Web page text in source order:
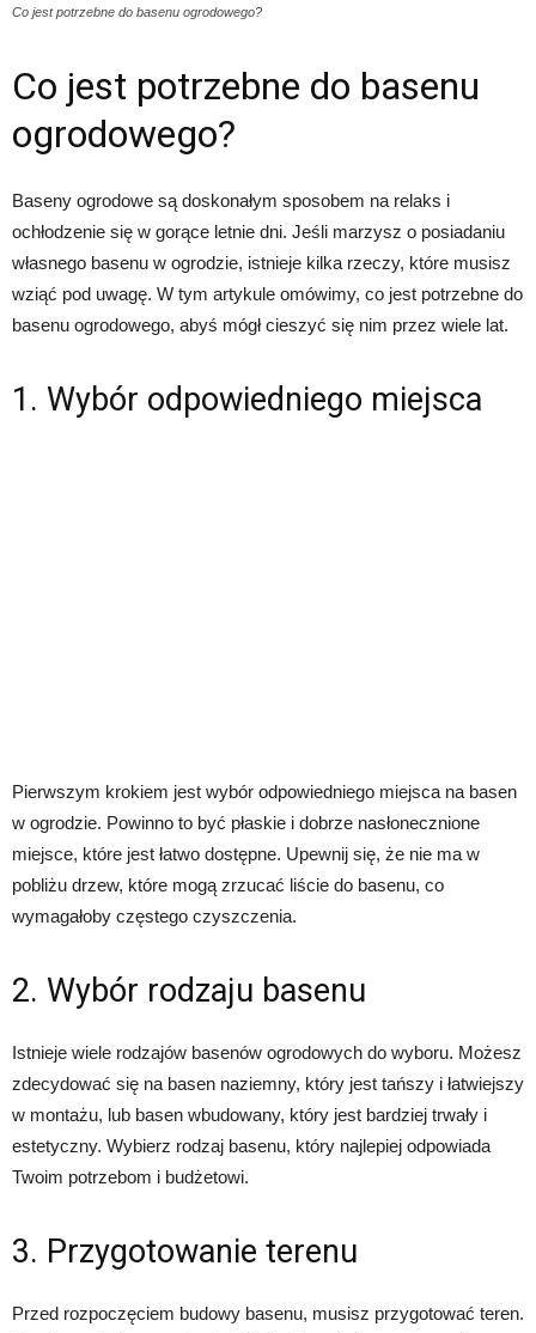
Co jest potrzebne do basenu ogrodowego?
Co jest potrzebne do basenu
ogrodowego?
Baseny ogrodowe są doskonałym sposobem na relaks i
ochłodzenie się w gorące letnie dni. Jeśli marzysz o posiadaniu
własnego basenu w ogrodzie, istnieje kilka rzeczy, które musisz
wziąć pod uwagę. W tym artykule omówimy, co jest potrzebne do
basenu ogrodowego, abyś mógł cieszyć się nim przez wiele lat.
1. Wybór odpowiedniego miejsca
Pierwszym krokiem jest wybór odpowiedniego miejsca na basen
w ogrodzie. Powinno to być płaskie i dobrze nasłonecznione
miejsce, które jest łatwo dostępne. Upewnij się, że nie ma w
pobliżu drzew, które mogą zrzucać liście do basenu, co
wymagałoby częstego czyszczenia.
2. Wybór rodzaju basenu
Istnieje wiele rodzajów basenów ogrodowych do wyboru. Możesz
zdecydować się na basen naziemny, który jest tańszy i łatwiejszy
w montażu, lub basen wbudowany, który jest bardziej trwały i
estetyczny. Wybierz rodzaj basenu, który najlepiej odpowiada
Twoim potrzebom i budżetowi.
3. Przygotowanie terenu
Przed rozpoczęciem budowy basenu, musisz przygotować teren.